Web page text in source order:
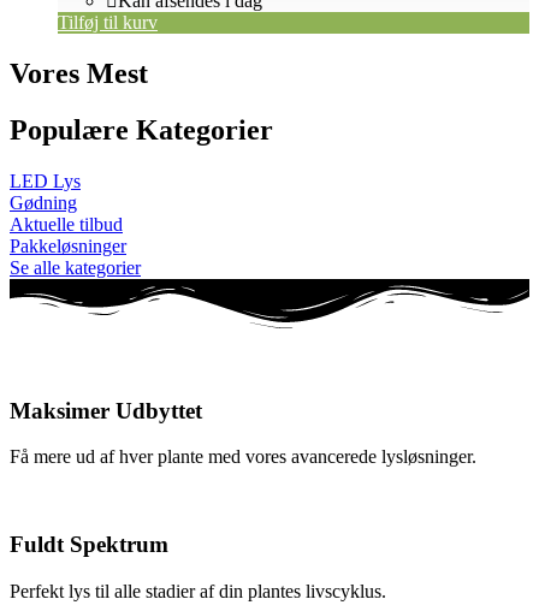
Tilføj til kurv
Vores Mest
Populære Kategorier
LED Lys
Gødning
Aktuelle tilbud
Pakkeløsninger
Se alle kategorier
Maksimer Udbyttet
Få mere ud af hver plante med vores avancerede lysløsninger.
Fuldt Spektrum
Perfekt lys til alle stadier af din plantes livscyklus.